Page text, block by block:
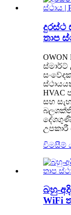
දුරස්ථ
තාප
HVAC
සහ
උපකාරී
විමසීම්
බහු-
WiFi